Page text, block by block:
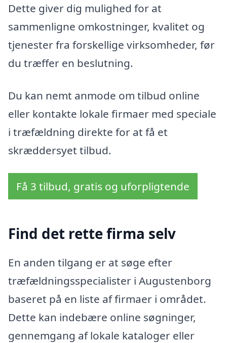
Dette giver dig mulighed for at
sammenligne omkostninger, kvalitet og
tjenester fra forskellige virksomheder, før
du træffer en beslutning.
Du kan nemt anmode om tilbud online
eller kontakte lokale firmaer med speciale
i træfældning direkte for at få et
skræddersyet tilbud.
Få 3 tilbud, gratis og uforpligtende
Find det rette firma selv
En anden tilgang er at søge efter
træfældningsspecialister i Augustenborg
baseret på en liste af firmaer i området.
Dette kan indebære online søgninger,
gennemgang af lokale kataloger eller